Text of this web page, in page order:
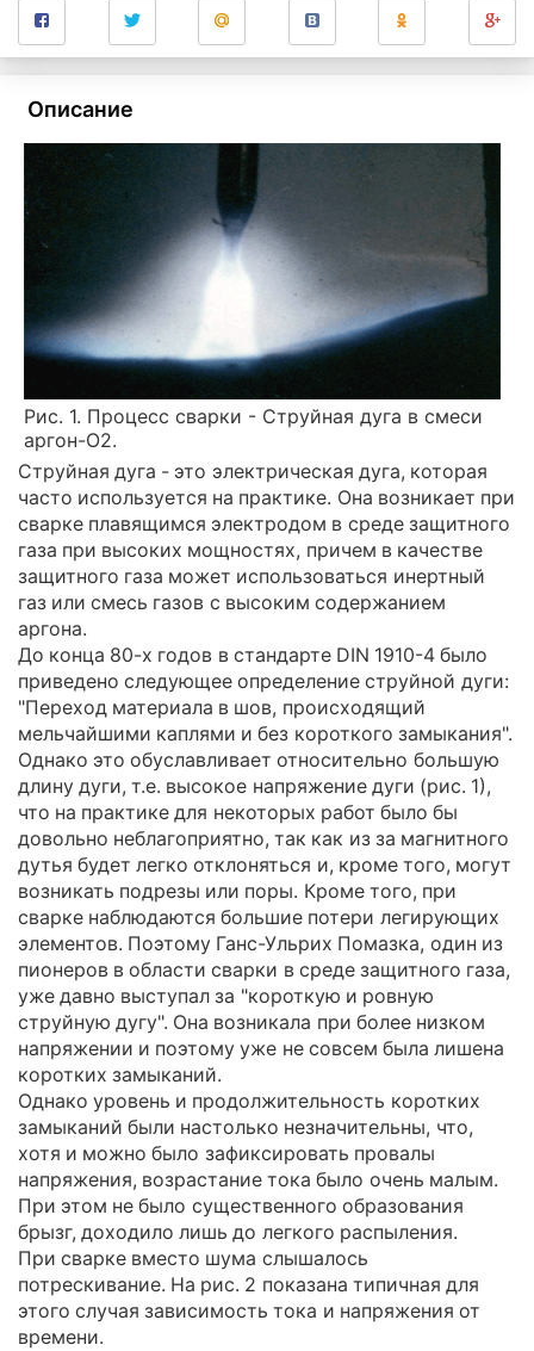
Описание
Рис. 1. Процесс сварки - Струйная дуга в смеси
аргон-O2.
Струйная дуга - это электрическая дуга, которая
часто используется на практике. Она возникает при
сварке плавящимся электродом в среде защитного
газа при высоких мощностях, причем в качестве
защитного газа может использоваться инертный
газ или смесь газов с высоким содержанием
аргона.
До конца 80-х годов в стандарте DIN 1910-4 было
приведено следующее определение cтруйной дуги:
"Переход материала в шов, происходящий
мельчайшими каплями и без короткого замыкания".
Однако это обуславливает относительно большую
длину дуги, т.е. высокое напряжение дуги (рис. 1),
что на практике для некоторых работ было бы
довольно неблагоприятно, так как из за магнитного
дутья будет легко отклоняться и, кроме того, могут
возникать подрезы или поры. Кроме того, при
сварке наблюдаются большие потери легирующих
элементов. Поэтому Ганс-Ульрих Помазка, один из
пионеров в области сварки в среде защитного газа,
уже давно выступал за "короткую и ровную
cтруйную дугу". Она возникала при более низком
напряжении и поэтому уже не совсем была лишена
коротких замыканий.
Однако уровень и продолжительность коротких
замыканий были настолько незначительны, что,
хотя и можно было зафиксировать провалы
напряжения, возрастание тока было очень малым.
При этом не было существенного образования
брызг, доходило лишь до легкого распыления.
При сварке вместо шума слышалось
потрескивание. На рис. 2 показана типичная для
этого случая зависимость тока и напряжения от
времени.